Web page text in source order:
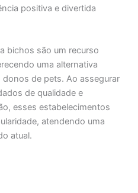
positiva e divertida
bichos são um recurso
uma alternativa
de pets. Ao assegurar
de qualidade e
esses estabelecimentos
atendendo uma
atual.